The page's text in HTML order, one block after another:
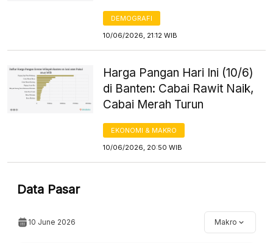
DEMOGRAFI
10/06/2026, 21:12 WIB
Harga Pangan Hari Ini (10/6)
di Banten: Cabai Rawit Naik,
Cabai Merah Turun
EKONOMI & MAKRO
10/06/2026, 20:50 WIB
Data Pasar
10 June 2026 Makro